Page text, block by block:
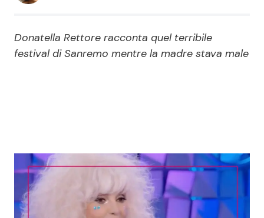
Persone Scomparse
Politica Reality e Talent
News Musica
News Spettacolo
Donatella Rettore racconta quel terribile
festival di Sanremo mentre la madre stava male